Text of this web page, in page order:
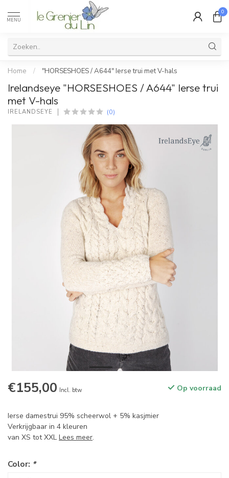
MENU
0
Home / "HORSESHOES / A644" Ierse trui met V-hals
Irelandseye "HORSESHOES / A644" Ierse trui
met V-hals
IRELANDSEYE (0)
€155,00 Incl. btw Op voorraad
Ierse damestrui 95% scheerwol + 5% kasjmier
Verkrijgbaar in 4 kleuren
van XS tot XXL Lees meer.
Color: *